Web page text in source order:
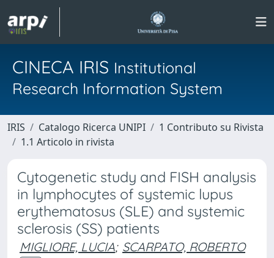
CINECA IRIS Institutional
Research Information System
IRIS Catalogo Ricerca UNIPI
1 Contributo su Rivista
1.1 Articolo in rivista
Cytogenetic study and FISH analysis
in lymphocytes of systemic lupus
erythematosus (SLE) and systemic
sclerosis (SS) patients
MIGLIORE, LUCIA; SCARPATO, ROBERTO